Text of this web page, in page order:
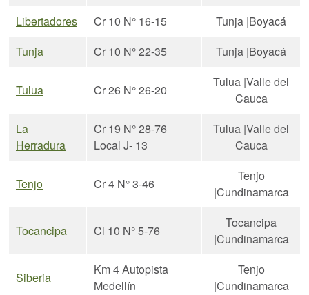
Libertadores Cr 10 N° 16-15
Tunja |Boyacá
Tunja
Cr 10 N° 22-35 Tunja |Boyacá
Tulua Cr 26 N° 26-20
Tulua |Valle del
Cauca
La
Herradura
Cr 19 N° 28-76
Local J- 13
Tulua |Valle del
Cauca
Tenjo Cr 4 N° 3-46
Tenjo
|Cundinamarca
Tocancipa Cl 10 N° 5-76
Tocancipa
|Cundinamarca
Siberia
Km 4 Autopista
Medellín
Tenjo
|Cundinamarca